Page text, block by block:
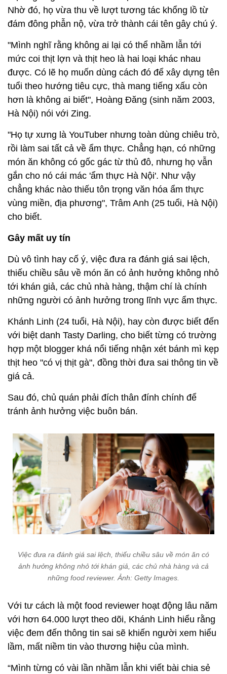
Nhờ đó, họ vừa thu về lượt tương tác khổng lồ từ
đám đông phẫn nộ, vừa trở thành cái tên gây chú ý.
"Mình nghĩ rằng không ai lại có thể nhầm lẫn tới
mức coi thịt lợn và thịt heo là hai loại khác nhau
được. Có lẽ họ muốn dùng cách đó để xây dựng tên
tuổi theo hướng tiêu cực, thà mang tiếng xấu còn
hơn là không ai biết", Hoàng Đăng (sinh năm 2003,
Hà Nội) nói với Zing.
"Họ tự xưng là YouTuber nhưng toàn dùng chiêu trò,
rồi làm sai tất cả về ẩm thực. Chẳng hạn, có những
món ăn không có gốc gác từ thủ đô, nhưng họ vẫn
gắn cho nó cái mác 'ẩm thực Hà Nội'. Như vậy
chẳng khác nào thiếu tôn trọng văn hóa ẩm thực
vùng miền, địa phương", Trâm Anh (25 tuổi, Hà Nội)
cho biết.
Gây mất uy tín
Dù vô tình hay cố ý, việc đưa ra đánh giá sai lệch,
thiếu chiều sâu về món ăn có ảnh hưởng không nhỏ
tới khán giả, các chủ nhà hàng, thậm chí là chính
những người có ảnh hưởng trong lĩnh vực ẩm thực.
Khánh Linh (24 tuổi, Hà Nội), hay còn được biết đến
với biệt danh Tasty Darling, cho biết từng có trường
hợp một blogger khá nổi tiếng nhận xét bánh mì kẹp
thịt heo "có vị thịt gà", đồng thời đưa sai thông tin về
giá cả.
Sau đó, chủ quán phải đích thân đính chính để
tránh ảnh hưởng việc buôn bán.
Việc đưa ra đánh giá sai lệch, thiếu chiều sâu về món ăn có
ảnh hưởng không nhỏ tới khán giả, các chủ nhà hàng và cả
những food reviewer. Ảnh: Getty Images.
Với tư cách là một food reviewer hoạt động lâu năm
với hơn 64.000 lượt theo dõi, Khánh Linh hiểu rằng
việc đem đến thông tin sai sẽ khiến người xem hiểu
lầm, mất niềm tin vào thương hiệu của mình.
“Mình từng có vài lần nhầm lẫn khi viết bài chia sẻ